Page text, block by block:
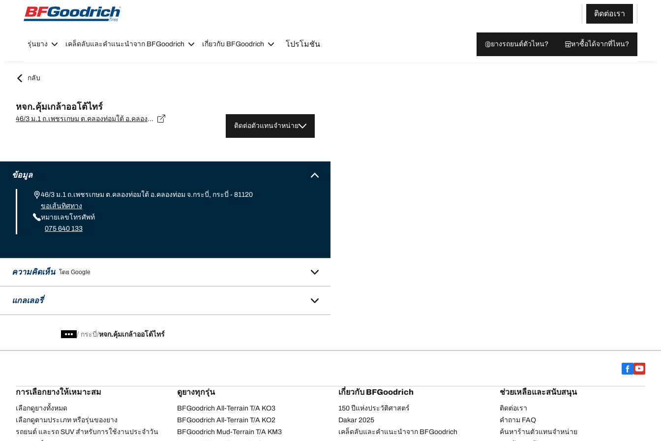
Go to page content
Go to page navigation
ติดต่อเรา
รุ่นยาง เคล็ดลับและคำแนะนำจาก BFGoodrich เกี่ยวกับ BFGoodrich โปรโมชัน ยางรถยนต์ตัวไหน? หาซื้อได้จากที่ไหน?
กลับ
หจก.คุ้มเกล้าออโต้ไทร์
46/3 ม.1 ถ.เพชรเกษม ต.คลองท่อมใต้ อ.คลองท่อม จ.กระบี่, กระบี่ - 81120
ติดต่อตัวแทนจำหน่าย
ข้อมูล
46/3 ม.1 ถ.เพชรเกษม ต.คลองท่อมใต้ อ.คลองท่อม จ.กระบี่, กระบี่ - 81120
ขอเส้นทิศทาง
หมายเลขโทรศัพท์
075 640 133
ความคิดเห็น โดย Google
แกลเลอรี่
/ กระบี่ หจก.คุ้มเกล้าออโต้ไทร์
การเลือกยางให้เหมาะสม
เลือกดูยางทั้งหมด
เลือกดูตามประเภท หรือรุ่นของยาง
รถยนต์ และรถ SUV สำหรับการใช้งานประจำวัน
ดูยางทุกรุ่น
BFGoodrich All-Terrain T/A KO3
BFGoodrich All-Terrain T/A KO2
BFGoodrich Mud-Terrain T/A KM3
เกี่ยวกับ BFGoodrich
150 ปีแห่งประวัติศาสตร์
Dakar 2025
เคล็ดลับและคำแนะนำจาก BFGoodrich
ช่วยเหลือและสนับสนุน
ติดต่อเรา
คำถาม FAQ
ค้นหาร้านตัวแทนจำหน่าย